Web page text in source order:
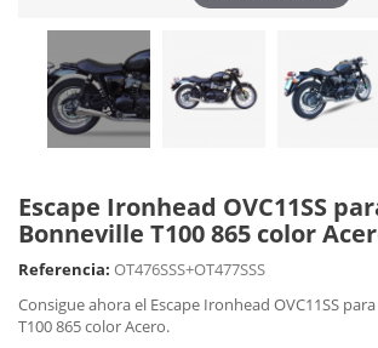
Escape Ironhead OVC11SS
Bonneville T100 865 color
Referencia: OT476SSS+OT477SSS
Consigue ahora el Escape Ironhead OVC11SS
T100 865 color Acero.